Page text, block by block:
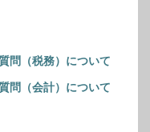
問（税務）について
問（会計）について